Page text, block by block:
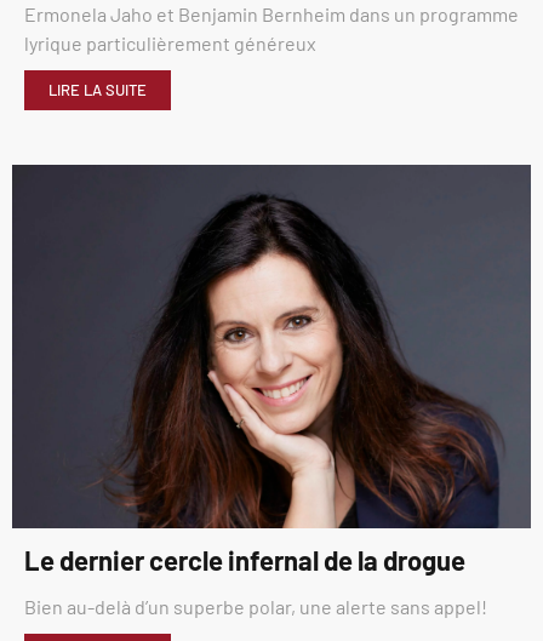
Ermonela Jaho et Benjamin Bernheim dans un programme
lyrique particulièrement généreux
LIRE LA SUITE
Le dernier cercle infernal de la drogue
Bien au-delà d’un superbe polar, une alerte sans appel!